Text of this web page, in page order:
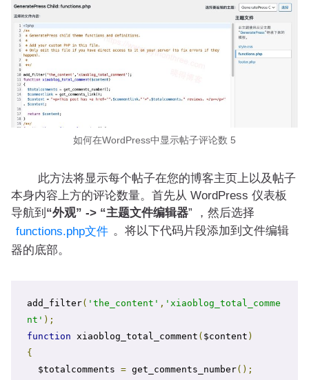
如何在WordPress中显示帖子评论数 5
此方法将显示每个帖子在您的博客主页上以及帖子
本身内容上方的评论数量。首先从 WordPress 仪表板
导航到 “外观” -> “主题文件编辑器” ，然后选择
functions.php文件 。将以下代码片段添加到文件编辑
器的底部。
add_filter( 'the_content' , 'xiaoblog_total_comme
nt' );
function xiaoblog_total_comment ( $content )
{
  $totalcomments
= get_comments_number();